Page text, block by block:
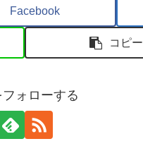
Facebook
コピー
ォローする